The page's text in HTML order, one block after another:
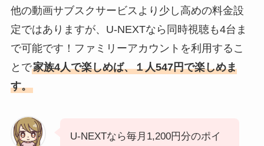
他の動画サブスクサービスより少し高めの料金設
定ではありますが、U-NEXTなら同時視聴も4台ま
で可能です！ファミリーアカウントを利用するこ
とで家族4人で楽しめば、１人547円で楽しめま
す。
U-NEXTなら毎月1,200円分のポイ